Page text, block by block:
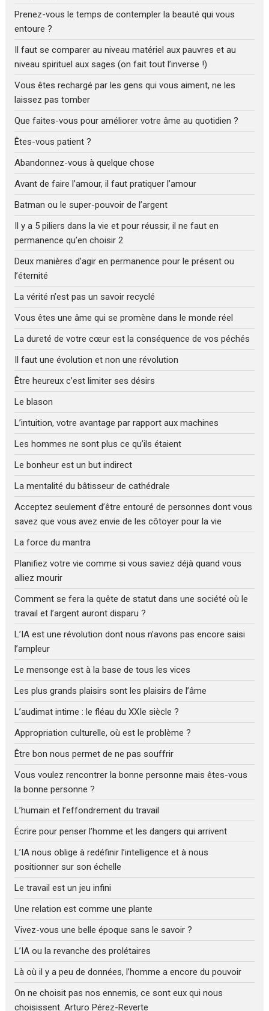
Prenez-vous le temps de contempler la beauté qui vous
entoure ?
Il faut se comparer au niveau matériel aux pauvres et au
niveau spirituel aux sages (on fait tout l’inverse !)
Vous êtes rechargé par les gens qui vous aiment, ne les
laissez pas tomber
Que faites-vous pour améliorer votre âme au quotidien ?
Êtes-vous patient ?
Abandonnez-vous à quelque chose
Avant de faire l’amour, il faut pratiquer l’amour
Batman ou le super-pouvoir de l’argent
Il y a 5 piliers dans la vie et pour réussir, il ne faut en
permanence qu’en choisir 2
Deux manières d’agir en permanence pour le présent ou
l’éternité
La vérité n’est pas un savoir recyclé
Vous êtes une âme qui se promène dans le monde réel
La dureté de votre cœur est la conséquence de vos péchés
Il faut une évolution et non une révolution
Être heureux c’est limiter ses désirs
Le blason
L’intuition, votre avantage par rapport aux machines
Les hommes ne sont plus ce qu’ils étaient
Le bonheur est un but indirect
La mentalité du bâtisseur de cathédrale
Acceptez seulement d’être entouré de personnes dont vous
savez que vous avez envie de les côtoyer pour la vie
La force du mantra
Planifiez votre vie comme si vous saviez déjà quand vous
alliez mourir
Comment se fera la quête de statut dans une société où le
travail et l’argent auront disparu ?
L’IA est une révolution dont nous n’avons pas encore saisi
l’ampleur
Le mensonge est à la base de tous les vices
Les plus grands plaisirs sont les plaisirs de l’âme
L’audimat intime : le fléau du XXIe siècle ?
Appropriation culturelle, où est le problème ?
Être bon nous permet de ne pas souffrir
Vous voulez rencontrer la bonne personne mais êtes-vous
la bonne personne ?
L’humain et l’effondrement du travail
Écrire pour penser l’homme et les dangers qui arrivent
L’IA nous oblige à redéfinir l’intelligence et à nous
positionner sur son échelle
Le travail est un jeu infini
Une relation est comme une plante
Vivez-vous une belle époque sans le savoir ?
L’IA ou la revanche des prolétaires
Là où il y a peu de données, l’homme a encore du pouvoir
On ne choisit pas nos ennemis, ce sont eux qui nous
choisissent. Arturo Pérez-Reverte